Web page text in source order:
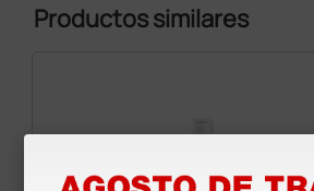
Productos similares